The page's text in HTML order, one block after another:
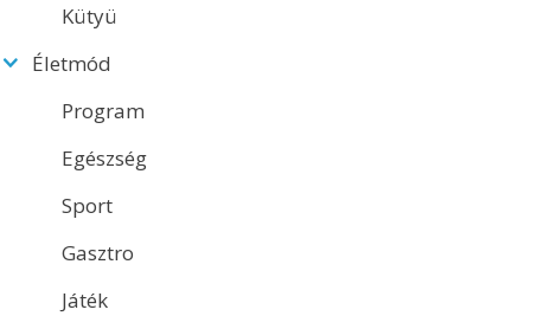
Kütyü
Életmód
Program
Egészség
Sport
Gasztro
Játék